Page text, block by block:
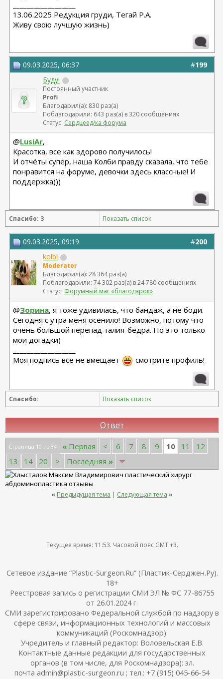
13.06.2025 Редукция груди, Тегай Р.А.
Живу свою лучшую жизнь)
#199
09.03.2025, 06:37
Буду!
Постоянный участник
Profi
Благодарил(а): 830 раз(а)
Поблагодарили: 643 раз(а) в 320 сообщениях
Статус: Сердцеед/ка форума
@LusiAr,
Красотка, все как здорово получилось!
И отчёты супер, наша Колби правду сказала, что тебе
понравится на форуме, девочки здесь классные! И
поддержка)))
Спасибо: 3 Показать список
#200
09.03.2025, 09:19
kolbi
Moderator
Благодарил(а): 28 364 раз(а)
Поблагодарили: 74 302 раз(а) в 24 780 сообщениях
Статус: Форумный маг «благодарок»
@Зорина, я тоже удивилась, что бандаж, а не боди.
Сегодня с утра меня осенило! Возможно, потому что
очень большой перепад талия-бёдра. Но это только
мои догадки)
Моя подпись всё не вмещает
смотрите профиль!
Спасибо: Показать список
Ответ
Страница 10 из 34 « Первая < 6 7 8 9 10 11
12
13
14 20 > Последняя »
« Предыдущая тема | Следующая тема »
Текущее время: 11:53. Часовой пояс GMT +3.
Сетевое издание “Plastic-Surgeon.Ru” (Пластик-Серджен.Ру).
18+
Реестровая запись о регистрации СМИ ЭЛ № ФС 77-86755
от 26.01.2024 г.
СМИ зарегистрировано Федеральной службой по надзору в
сфере связи, информационных технологий и массовых
коммуникаций (Роскомнадзор).
Учредитель и главный редактор: Воловельская Е.В.
Контактные данные редакции для государственных
органов (в том числе, для Роскомнадзора): эл.
почта admin@plastic-surgeon.ru ; тел.: +7 (915) 045-66-54